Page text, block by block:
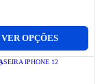
VER OPÇÕES